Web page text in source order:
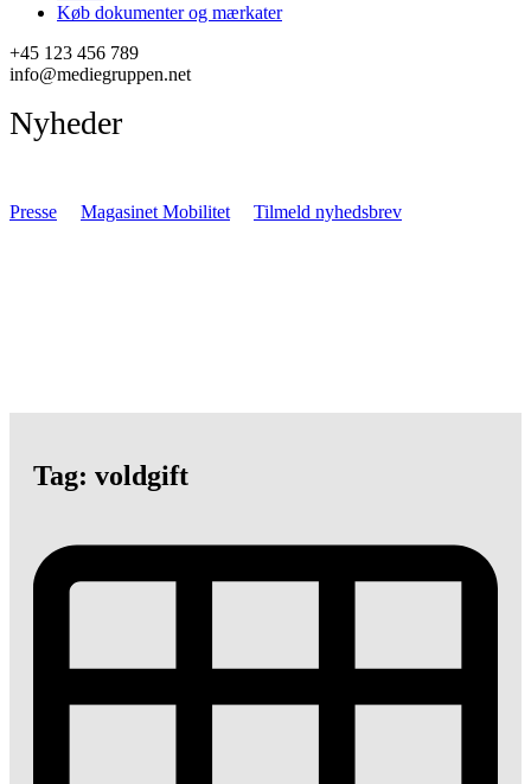
Køb dokumenter og mærkater
+45 123 456 789
info@mediegruppen.net
Nyheder
Presse Magasinet Mobilitet Tilmeld nyhedsbrev
Tag: voldgift